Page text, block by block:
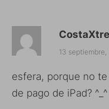
13 septiembre,
esfera, porque no
de pago de iPad? ^_^